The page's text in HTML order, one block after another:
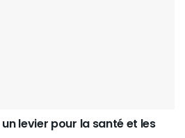
un levier pour la santé et les